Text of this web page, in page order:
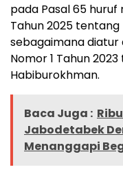
pada Pasal 65
Tahun 2025
sebagaimana diatur
Nomor 1 Tahun
Habiburokhman.
Baca Juga :
Jabodetabek
Menanggapi